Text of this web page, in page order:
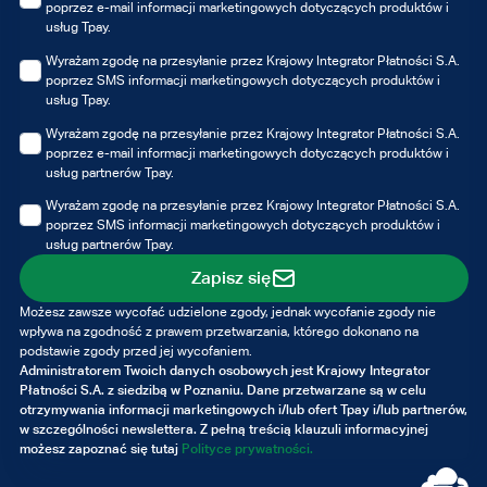
poprzez e-mail informacji marketingowych dotyczących produktów i
usług Tpay.
Wyrażam zgodę na przesyłanie przez Krajowy Integrator Płatności S.A.
poprzez SMS informacji marketingowych dotyczących produktów i
usług Tpay.
Wyrażam zgodę na przesyłanie przez Krajowy Integrator Płatności S.A.
poprzez e-mail informacji marketingowych dotyczących produktów i
usług partnerów Tpay.
Wyrażam zgodę na przesyłanie przez Krajowy Integrator Płatności S.A.
poprzez SMS informacji marketingowych dotyczących produktów i
usług partnerów Tpay.
Zapisz się
Możesz zawsze wycofać udzielone zgody, jednak wycofanie zgody nie
wpływa na zgodność z prawem przetwarzania, którego dokonano na
podstawie zgody przed jej wycofaniem.
Administratorem Twoich danych osobowych jest Krajowy Integrator
Płatności S.A. z siedzibą w Poznaniu. Dane przetwarzane są w celu
otrzymywania informacji marketingowych i/lub ofert Tpay i/lub partnerów,
w szczególności newslettera. Z pełną treścią klauzuli informacyjnej
możesz zapoznać się tutaj Polityce prywatności.